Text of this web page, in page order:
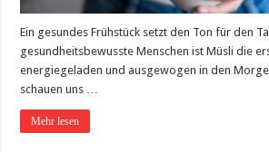
Ein gesundes Frühstück setzt den Ton für den
gesundheitsbewusste Menschen ist Müsli die
energiegeladen und ausgewogen in den
schauen uns …
Mehr lesen